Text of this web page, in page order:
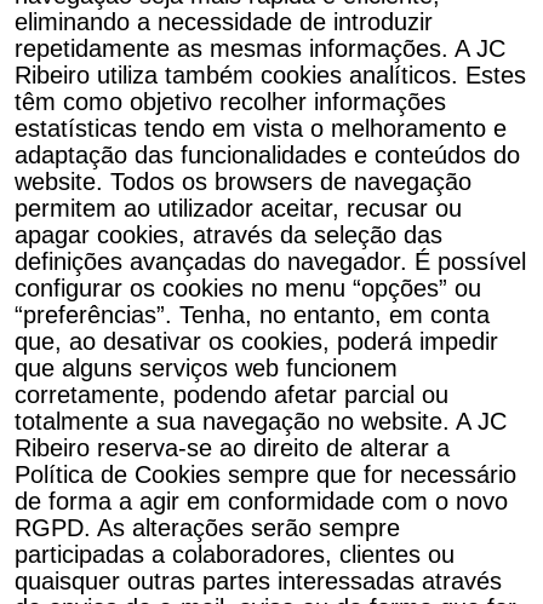
eliminando a necessidade de introduzir
repetidamente as mesmas informações. A JC
Ribeiro utiliza também cookies analíticos. Estes
têm como objetivo recolher informações
estatísticas tendo em vista o melhoramento e
adaptação das funcionalidades e conteúdos do
website. Todos os browsers de navegação
permitem ao utilizador aceitar, recusar ou
apagar cookies, através da seleção das
definições avançadas do navegador. É possível
configurar os cookies no menu “opções” ou
“preferências”. Tenha, no entanto, em conta
que, ao desativar os cookies, poderá impedir
que alguns serviços web funcionem
corretamente, podendo afetar parcial ou
totalmente a sua navegação no website. A JC
Ribeiro reserva-se ao direito de alterar a
Política de Cookies sempre que for necessário
de forma a agir em conformidade com o novo
RGPD. As alterações serão sempre
participadas a colaboradores, clientes ou
quaisquer outras partes interessadas através